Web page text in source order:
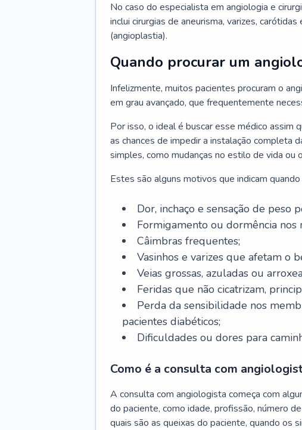
No caso do especialista em angiologia e
inclui cirurgias de aneurisma, varizes,
(angioplastia).
Quando procurar um
Infelizmente, muitos pacientes procuram o
em grau avançado, que frequentemente
Por isso, o ideal é buscar esse médico assim
as chances de impedir a instalação completa
simples, como mudanças no estilo de vida ou
Estes são alguns motivos que indicam
Dor, inchaço e sensação de peso
Formigamento ou dormência nos
Câimbras frequentes;
Vasinhos e varizes que afetam o
Veias grossas, azuladas ou
Feridas que não cicatrizam,
Perda da sensibilidade nos
pacientes diabéticos;
Dificuldades ou dores para
Como é a consulta com
A consulta com angiologista começa com
do paciente, como idade, profissão, número
quais são as queixas do paciente, quando os